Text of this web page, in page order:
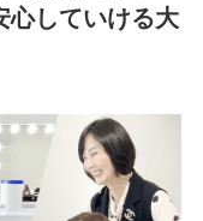
心していける大